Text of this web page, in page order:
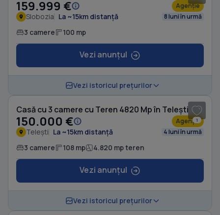
159.999 € Agenție
Slobozia La ~15km distanță 8 luni în urmă
3 camere 100 mp
Vezi anunțul
Vezi istoricul prețurilor
1
Casă cu 3 camere cu Teren 4820 Mp în Telești
150.000 € Agenție
Telești La ~15km distanță 4 luni în urmă
3 camere 108 mp 4.820 mp teren
Vezi anunțul
Vezi istoricul prețurilor